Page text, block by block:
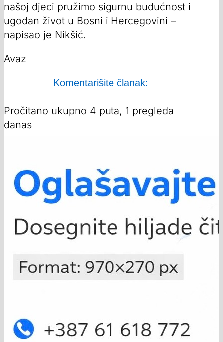
našoj djeci pružimo sigurnu budućnost i
ugodan život u Bosni i Hercegovini –
napisao je Nikšić.
Avaz
Komentarišite članak:
Pročitano ukupno 4 puta, 1 pregleda
danas